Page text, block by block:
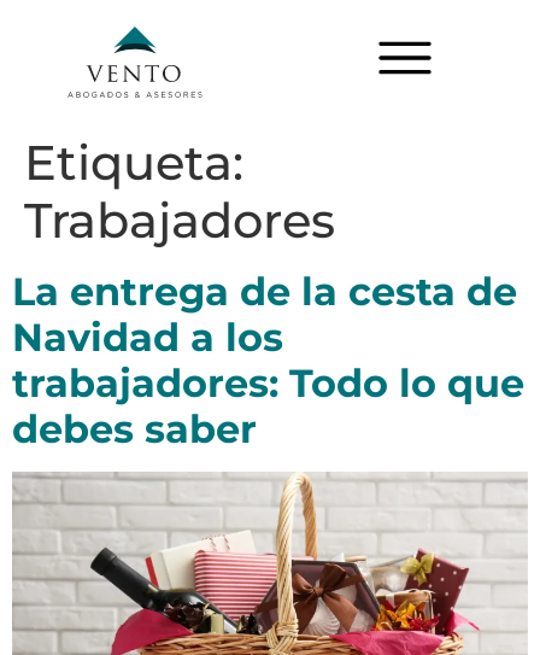
Etiqueta:
Trabajadores
La entrega de la cesta de
Navidad a los
trabajadores: Todo lo que
debes saber